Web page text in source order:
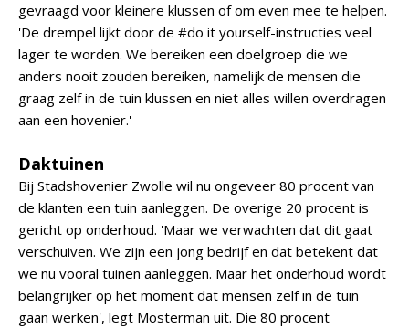
gevraagd voor kleinere klussen of om even mee te helpen.
'De drempel lijkt door de #do it yourself-instructies veel
lager te worden. We bereiken een doelgroep die we
anders nooit zouden bereiken, namelijk de mensen die
graag zelf in de tuin klussen en niet alles willen overdragen
aan een hovenier.'
Daktuinen
Bij Stadshovenier Zwolle wil nu ongeveer 80 procent van
de klanten een tuin aanleggen. De overige 20 procent is
gericht op onderhoud. 'Maar we verwachten dat dit gaat
verschuiven. We zijn een jong bedrijf en dat betekent dat
we nu vooral tuinen aanleggen. Maar het onderhoud wordt
belangrijker op het moment dat mensen zelf in de tuin
gaan werken', legt Mosterman uit. Die 80 procent